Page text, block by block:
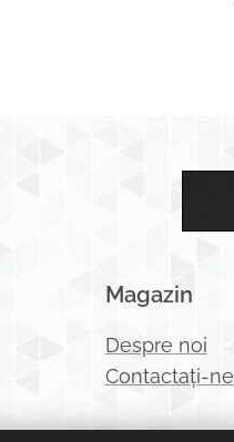
Magazin
Despre noi
Contactați-ne